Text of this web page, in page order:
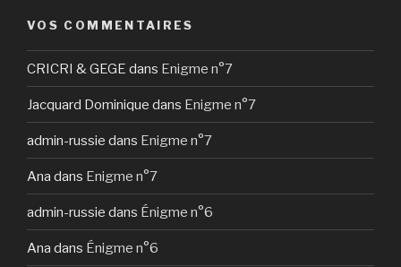
VOS COMMENTAIRES
CRICRI & GEGE dans Enigme n°7
Jacquard Dominique dans Enigme n°7
admin-russie dans Enigme n°7
Ana dans Enigme n°7
admin-russie dans Énigme n°6
Ana dans Énigme n°6